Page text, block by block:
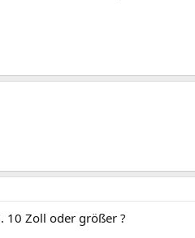
10 Zoll oder größer ?